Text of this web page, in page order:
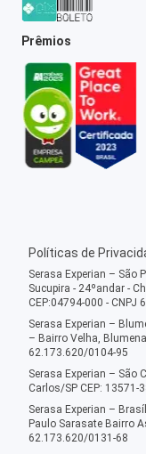
Prêmios
Políticas de
Serasa Experian – São
Sucupira - 24ºandar -
CEP:04794-000 - CNPJ
Serasa Experian –
– Bairro Velha,
62.173.620/0104-95
Serasa Experian – São
Carlos/SP CEP: 13571-
Serasa Experian –
Paulo Sarasate Bairro
62.173.620/0131-68